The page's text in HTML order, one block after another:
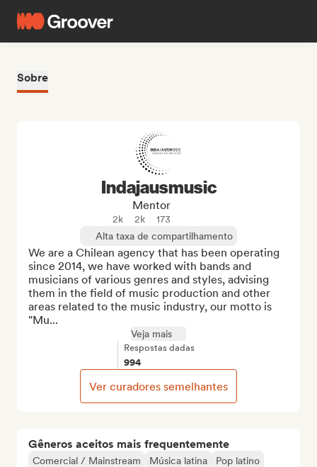
Sobre
Gêneros aceitos mais frequentemente
Comercial / Mainstream Música latina
Pop latino
Indajausmusic
Mentor
2k 2k
173
Alta taxa de compartilhamento
We are a Chilean agency that has been operating
since 2014, we have worked with bands and
musicians of various genres and styles, advising
them in the field of music production and other
areas related to the music industry, our motto is
"Mu...
Veja mais
Respostas dadas
994
Ver curadores semelhantes